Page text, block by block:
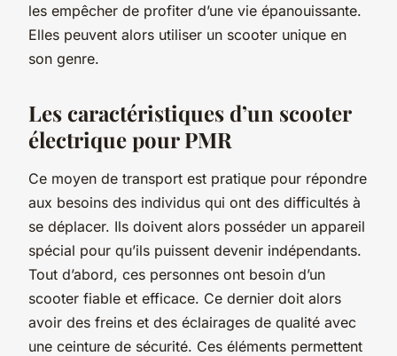
les empêcher de profiter d’une vie épanouissante.
Elles peuvent alors utiliser un scooter unique en
son genre.
Les caractéristiques d’un scooter
électrique pour PMR
Ce moyen de transport est pratique pour répondre
aux besoins des individus qui ont des difficultés à
se déplacer. Ils doivent alors posséder un appareil
spécial pour qu’ils puissent devenir indépendants.
Tout d’abord, ces personnes ont besoin d’un
scooter fiable et efficace. Ce dernier doit alors
avoir des freins et des éclairages de qualité avec
une ceinture de sécurité. Ces éléments permettent